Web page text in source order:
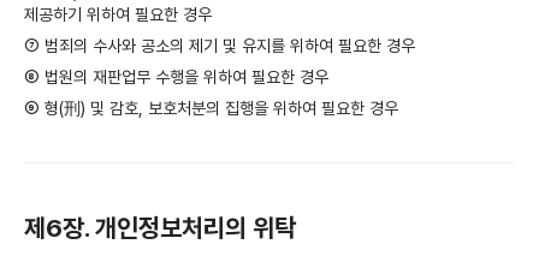
제공하기 위하여 필요한 경우
⑦ 범죄의 수사와 공소의 제기 및 유지를 위하여 필요한 경우
⑧ 법원의 재판업무 수행을 위하여 필요한 경우
⑨ 형(刑) 및 감호, 보호처분의 집행을 위하여 필요한 경우
제6장. 개인정보처리의 위탁